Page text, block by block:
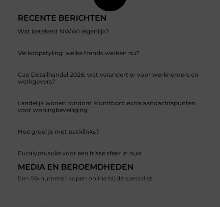
RECENTE BERICHTEN
Wat betekent NWWI eigenlijk?
Verkoopstyling: welke trends werken nu?
Cao Detailhandel 2026: wat verandert er voor werknemers en
werkgevers?
Landelijk wonen rondom Montfoort: extra aandachtspunten
voor woningbeveiliging
Hoe groei je met backlinks?
Eucalyptusolie voor een frisse sfeer in huis
MEDIA EN BEROEMDHEDEN
Een 06-nummer kopen online bij dé specialist